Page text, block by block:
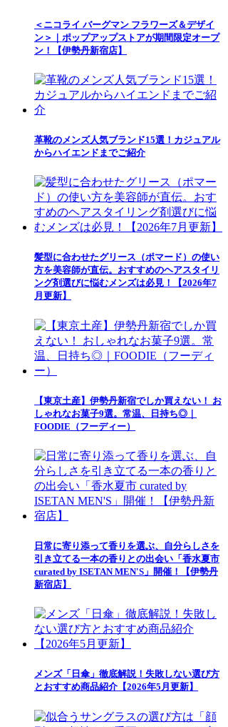
＜ニコライ バーグマン フラワーズ＆デザイ
ン＞｜ポップアップストアが期間限定オープ
ン！【伊勢丹新宿店】
革靴のメンズ人気ブランド15選！カジュアル
からハイエンドまでご紹介
髪型に合わせたグリース（ポマード）の使い
方を美容師が直伝。おすすめのヘアスタイリ
ング剤選びに悩むメンズは必見！【2026年7
月更新】
【東京土産】伊勢丹新宿でしか買えない！ お
しゃれなお菓子9選。常温、日持ち◎｜
FOODIE（フーディー）
日常に寄り添って香りを選ぶ、自分らしさを
引き立てる一本の香りとの出会い「香水夏市
curated by ISETAN MEN'S」開催！【伊勢丹
新宿店】
メンズ「日傘」徹底解説！失敗しない選び方
とおすすめ商品紹介【2026年5月更新】